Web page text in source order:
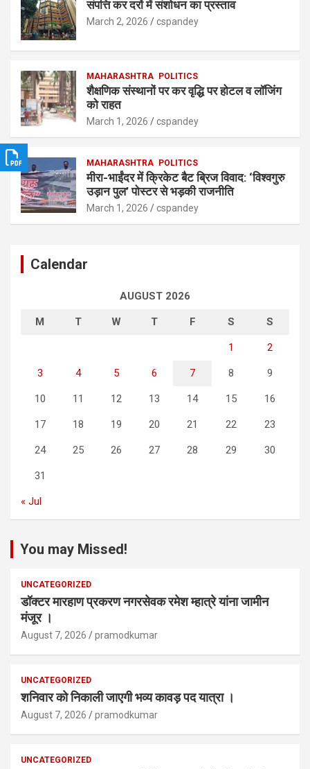
संपत्ति कर दरों में संशोधन का प्रस्ताव
March 2, 2026 cspandey
MAHARASHTRA POLITICS
शैक्षणिक संस्थानों पर कर वृद्धि पर होटल व लॉजिंग
को राहत
March 1, 2026 cspandey
MAHARASHTRA POLITICS
मीरा-भाईंदर में क्रिकेट बैट ब्रिज विवाद: ‘विश्वगुरु
उड़ान पुल’ पोस्टर से भड़की राजनीति
March 1, 2026 cspandey
Calendar
AUGUST 2026
M T W T F S S
1 2
3 4 5 6 7 8 9
10 11 12 13 14 15 16
17 18 19 20 21 22 23
24 25 26 27 28 29 30
31
« Jul
You may Missed!
UNCATEGORIZED
डॉक्टर मारहाण प्रकरण नगरसेवक रमेश म्हात्रे यांना जामीन
मंजूर ।
August 7, 2026 pramodkumar
UNCATEGORIZED
शनिवार को निकाली जाएगी भव्य कावड़ पद यात्रा ।
August 7, 2026 pramodkumar
UNCATEGORIZED